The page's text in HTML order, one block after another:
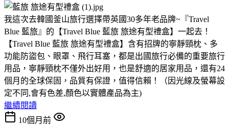
我這次去韓國釜山旅行選擇帶英國30多年老品牌~『Travel
Blue 藍旅』的【Travel Blue 藍旅 旅途有型禮盒】一起去！
【Travel Blue 藍旅 旅途有型禮盒】含有招牌的寧靜頸枕、多
功能防盜包、眼罩、飛行耳塞，都是出國旅行必備的重要旅行
用品，寧靜頸枕不僅外出好用，也是舒適的居家用品，還有24
個月的全球保固，品質有保證，值得信賴！（因光線及螢幕設
定不同,會有色差,顏色以實體產品為主)
繼續閱讀
10個月前